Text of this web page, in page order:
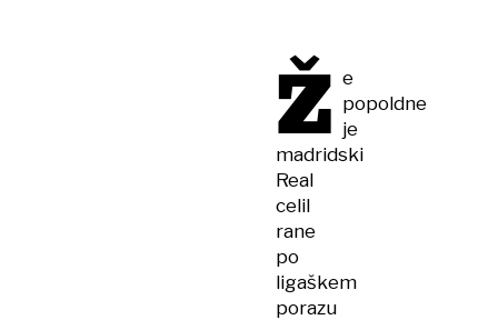
Ž e
popoldne
je
madridski
Real
celil
rane
po
ligaškem
porazu